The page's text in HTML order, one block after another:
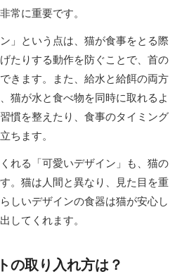
常に重要です。
」という点は、猫が食事をとる際
たりする動作を防ぐことで、首の
きます。また、給水と給餌の両方
猫が水と食べ物を同時に取れるよ
慣を整えたり、食事のタイミング
ちます。
れる「可愛いデザイン」も、猫の
。猫は人間と異なり、見た目を重
しいデザインの食器は猫が安心し
してくれます。
の取り入れ方は？